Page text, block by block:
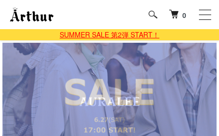
0
SUMMER SALE 第2弾 START！